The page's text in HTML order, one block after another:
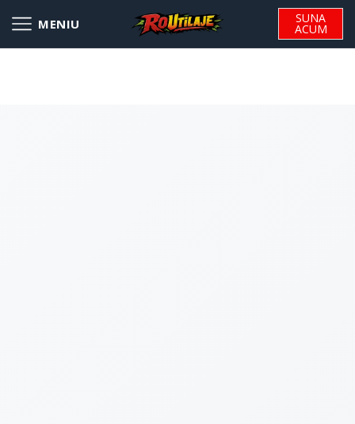
SUNA
ACUM